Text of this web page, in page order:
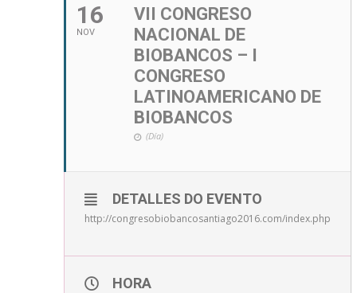
16
NOV
VII CONGRESO
NACIONAL DE
BIOBANCOS – I
CONGRESO
LATINOAMERICANO DE
BIOBANCOS
(Día)
DETALLES DO EVENTO
http://congresobiobancosantiago2016.com/index.php
HORA